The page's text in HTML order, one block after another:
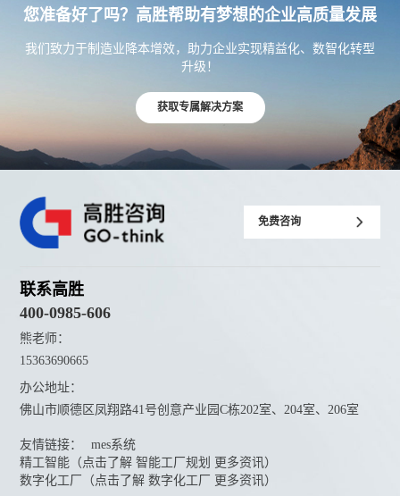
您准备好了吗？高胜帮助有梦想的企业高质量发展
我们致力于制造业降本增效，助力企业实现精益化、数智化转型
升级！
获取专属解决方案
免费咨询
联系高胜
400-0985-606
熊老师：
15363690665
办公地址：
佛山市顺德区凤翔路41号创意产业园C栋202室、204室、206室
友情链接：
mes系统
精工智能（点击了解 智能工厂规划 更多资讯）
数字化工厂（点击了解 数字化工厂 更多资讯）